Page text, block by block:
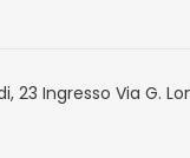
Ingresso Via G.